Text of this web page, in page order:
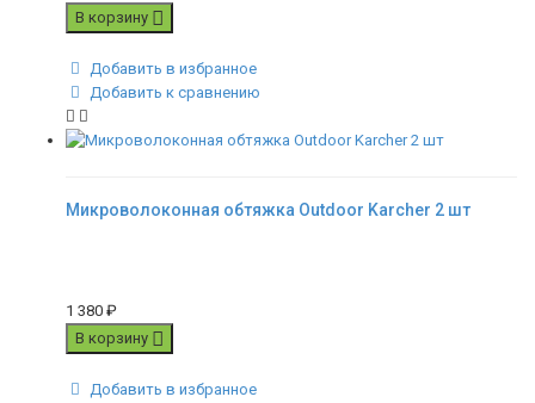
В корзину
Добавить в избранное
Добавить к сравнению
Микроволоконная обтяжка Outdoor Karcher 2 шт
1 380 ₽
В корзину
Добавить в избранное